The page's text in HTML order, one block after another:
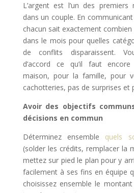
L’argent est l’un des
dans un couple. En
chacun sait exactement
dans le mois pour quelles
de conflits disparaissent.
d’accord ce qu’il faut
maison, pour la famille, pour
cachotteries, pas de surprises et
Avoir des objectifs
décisions en commun
Déterminez ensemble quels
(solder les crédits, remplacer la
mettez sur pied le plan pour y
facilement à ses fins en équipe
choisissez ensemble le